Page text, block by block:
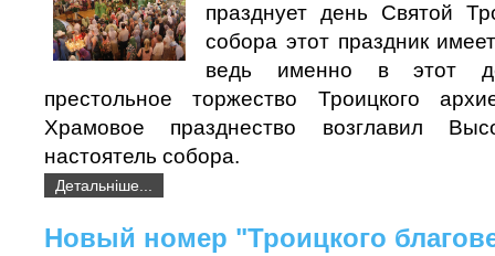
празднует день Святой
собора этот праздник
ведь именно в этот
престольное торжество Троицкого
Храмовое празднество возглавил
настоятель собора.
Детальніше...
Новый номер "Троицкого